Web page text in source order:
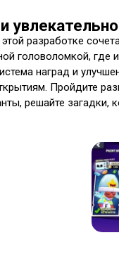
разработке
головоломкой,
наград и
Пройдите
решайте загадки,